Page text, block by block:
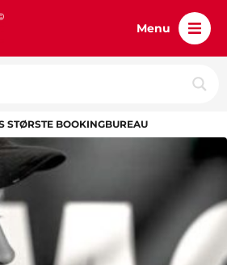
Menu
STØRSTE BOOKINGBUREAU